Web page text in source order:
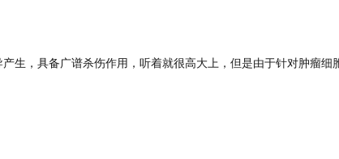
生，具备广谱杀伤作用，听着就很高大上，但是由于针对肿瘤细